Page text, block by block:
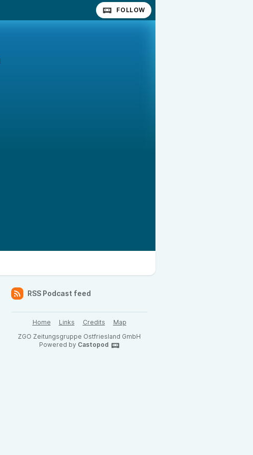
FOLLOW
RSS Podcast feed
Home Links Credits
Map
ZGO Zeitungsgruppe Ostfriesland GmbH
Powered by Castopod